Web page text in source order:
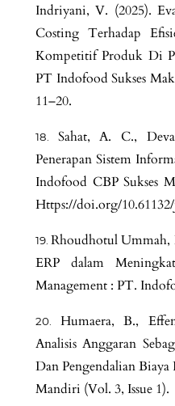
Indriyani, V. (2025).
Costing Terhadap
Kompetitif Produk Di
PT Indofood Sukses
11–20.
Sahat, A. C.,
Penerapan Sistem
Indofood CBP Sukses
Https://doi.org/
Rhoudhotul Ummah,
ERP dalam
Management : PT.
Humaera, B.,
Analisis Anggaran
Dan Pengendalian
Mandiri (Vol. 3, Issue 1).